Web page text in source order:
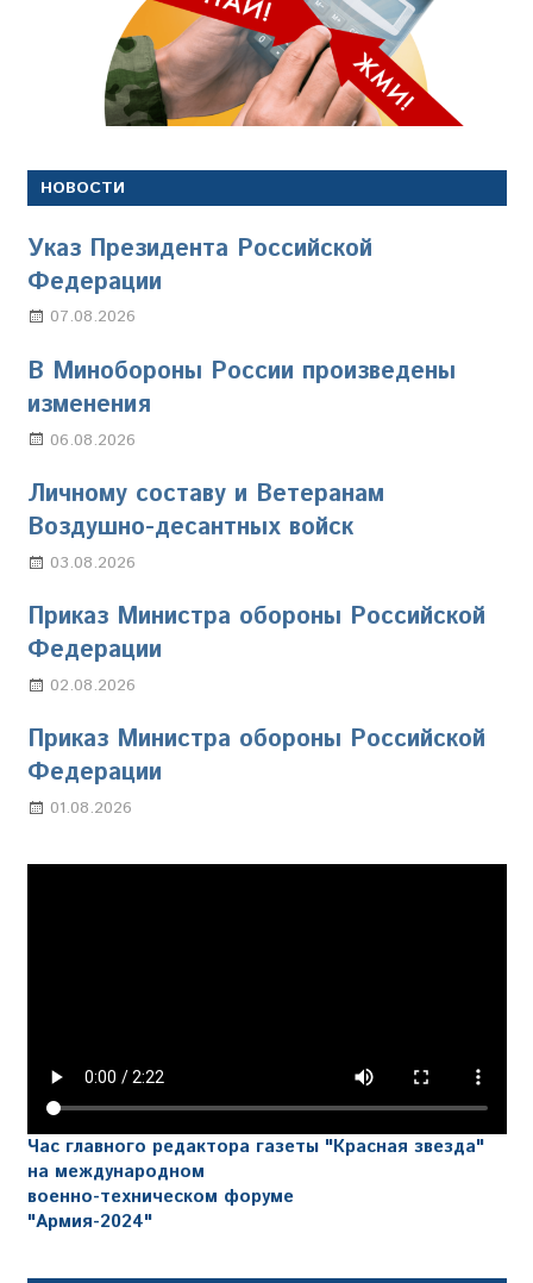
НОВОСТИ
Указ Президента Российской
Федерации
07.08.2026
В Минобороны России произведены
изменения
06.08.2026
Личному составу и Ветеранам
Воздушно-десантных войск
03.08.2026
Приказ Министра обороны Российской
Федерации
02.08.2026
Приказ Министра обороны Российской
Федерации
01.08.2026
Час главного редактора газеты "Красная звезда"
на международном
военно-техническом форуме
"Армия-2024"